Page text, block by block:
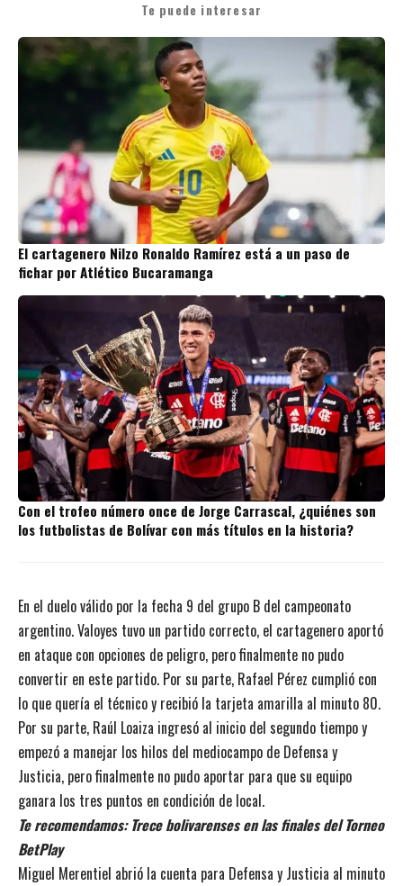
Te puede interesar
El cartagenero Nilzo Ronaldo Ramírez está a un paso de
fichar por Atlético Bucaramanga
Con el trofeo número once de Jorge Carrascal, ¿quiénes son
los futbolistas de Bolívar con más títulos en la historia?
En el duelo válido por la fecha 9 del grupo B del campeonato
argentino. Valoyes tuvo un partido correcto, el cartagenero aportó
en ataque con opciones de peligro, pero finalmente no pudo
convertir en este partido. Por su parte, Rafael Pérez cumplió con
lo que quería el técnico y recibió la tarjeta amarilla al minuto 80.
Por su parte, Raúl Loaiza ingresó al inicio del segundo tiempo y
empezó a manejar los hilos del mediocampo de Defensa y
Justicia, pero finalmente no pudo aportar para que su equipo
ganara los tres puntos en condición de local.
Te recomendamos:Trece bolivarenses en las finales del Torneo
BetPlay
Miguel Merentiel abrió la cuenta para Defensa y Justicia al minuto